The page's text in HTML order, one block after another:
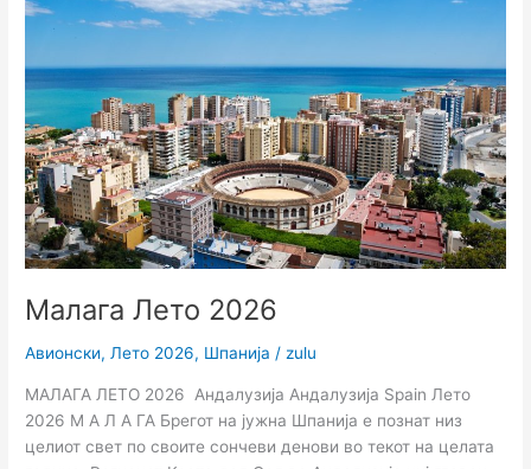
Малага Лето 2026
Авионски, Лето 2026, Шпанија / zulu
МАЛАГА ЛЕТО 2026 Андалузија Андалузија Spain Лето
2026 М А Л А ГА Брегот на јужна Шпанија е познат низ
целиот свет по своите сончеви денови во текот на целата
2026